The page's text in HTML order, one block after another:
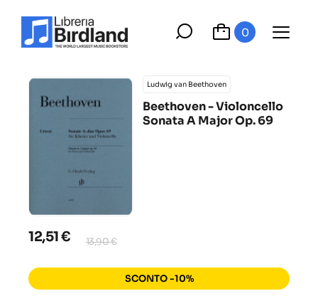
0
Ludwig van Beethoven
Beethoven - Violoncello
Sonata A Major Op. 69
12,51 € 13,90 €
SCONTO -10%